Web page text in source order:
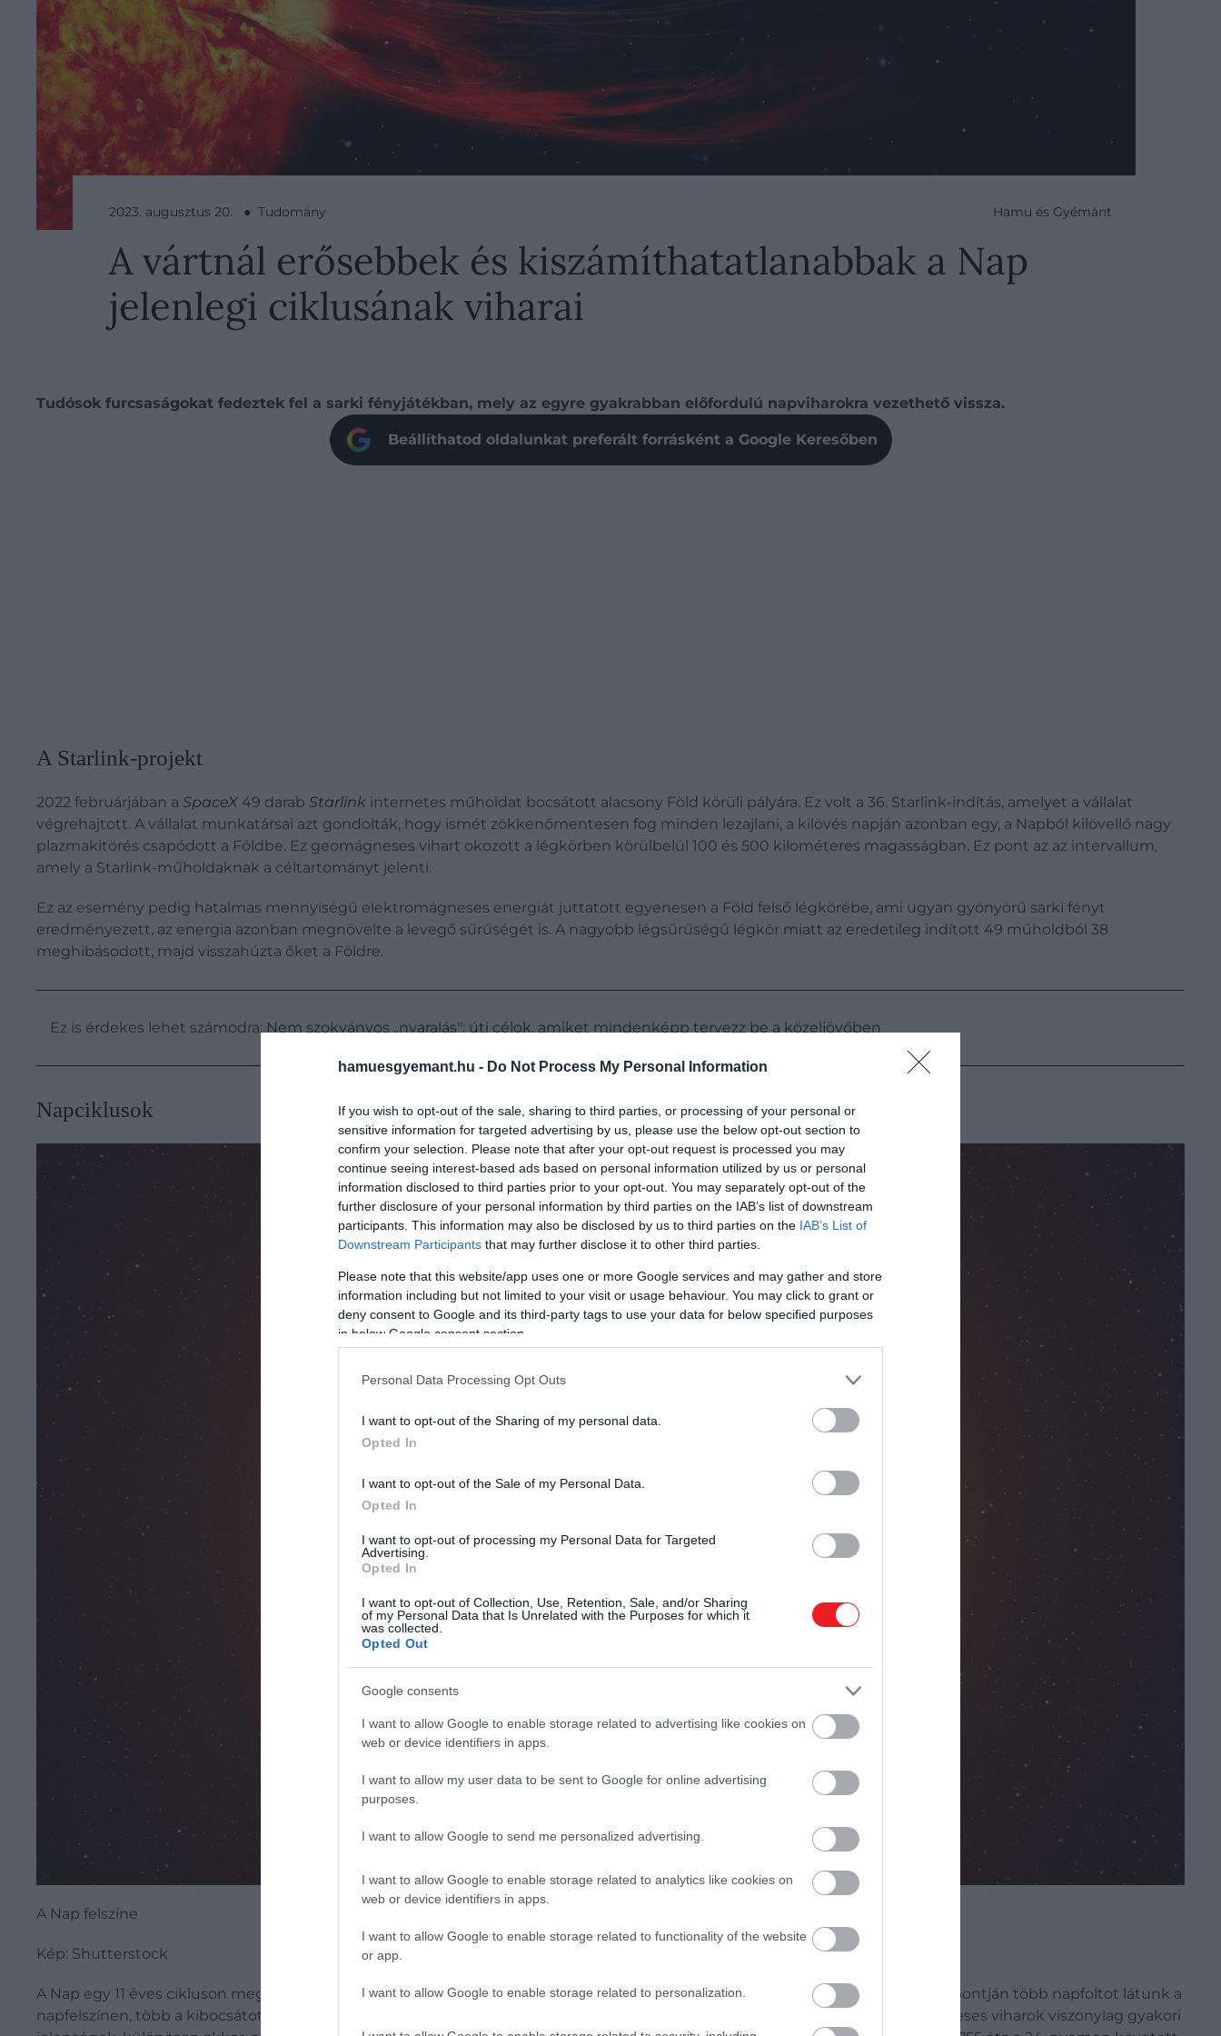
hamuesgyemant.hu - Do Not Process My Personal Information
If you wish to opt-out of the sale, sharing to third parties, or processing of your personal or
sensitive information for targeted advertising by us, please use the below opt-out section to
confirm your selection. Please note that after your opt-out request is processed you may
continue seeing interest-based ads based on personal information utilized by us or personal
information disclosed to third parties prior to your opt-out. You may separately opt-out of the
further disclosure of your personal information by third parties on the IAB’s list of downstream
participants. This information may also be disclosed by us to third parties on the IAB’s List of
Downstream Participants that may further disclose it to other third parties.
Please note that this website/app uses one or more Google services and may gather and store
information including but not limited to your visit or usage behaviour. You may click to grant or
deny consent to Google and its third-party tags to use your data for below specified purposes
in below Google consent section.
Personal Data Processing Opt Outs
I want to opt-out of the Sharing of my personal data.
Opted In
I want to opt-out of the Sale of my Personal Data.
Opted In
I want to opt-out of processing my Personal Data for Targeted
Advertising.
Opted In
I want to opt-out of Collection, Use, Retention, Sale, and/or Sharing
of my Personal Data that Is Unrelated with the Purposes for which it
was collected.
Opted Out
Google consents
I want to allow Google to enable storage related to advertising like cookies on
web or device identifiers in apps.
I want to allow my user data to be sent to Google for online advertising
purposes.
I want to allow Google to send me personalized advertising.
I want to allow Google to enable storage related to analytics like cookies on
web or device identifiers in apps.
I want to allow Google to enable storage related to functionality of the website
or app.
I want to allow Google to enable storage related to personalization.
2023. augusztus 20. ● Tudomány Hamu és Gyémánt
A vártnál erősebbek és kiszámíthatatlanabbak a Nap
jelenlegi ciklusának viharai
Tudósok furcsaságokat fedeztek fel a sarki fényjátékban, mely az egyre gyakrabban előfordulú napviharokra vezethető vissza.
Beállíthatod oldalunkat preferált forrásként a Google Keresőben
A Starlink-projekt
2022 februárjában a SpaceX 49 darab Starlink internetes műholdat bocsátott alacsony Föld körüli pályára. Ez volt a 36. Starlink-indítás, amelyet a vállalat
végrehajtott. A vállalat munkatársai azt gondolták, hogy ismét zökkenőmentesen fog minden lezajlani, a kilövés napján azonban egy, a Napból kilövellő nagy
plazmakitörés csapódott a Földbe. Ez geomágneses vihart okozott a légkörben körülbelül 100 és 500 kilométeres magasságban. Ez pont az az intervallum,
amely a Starlink-műholdaknak a céltartományt jelenti.
Ez az esemény pedig hatalmas mennyiségű elektromágneses energiát juttatott egyenesen a Föld felső légkörébe, ami ugyan gyönyörű sarki fényt
eredményezett, az energia azonban megnövelte a levegő sűrűségét is. A nagyobb légsűrűségű légkör miatt az eredetileg indított 49 műholdból 38
meghibásodott, majd visszahúzta őket a Földre.
Ez is érdekes lehet számodra: Nem szokványos „nyaralás": úti célok, amiket mindenképp tervezz be a közeljövőben
​Napciklusok
A Nap felszíne
Kép: Shutterstock
A Nap egy 11 éves cikluson megy keresztül, amely folyamán az aktivitása ingadozik: egyszer nő, egyszer csökken. A ciklus csúcspontján több napfoltot látunk a
napfelszínen, több a kibocsátott sugárzás és több a napkitörés. A műholdak pusztulását okozó eseményhez hasonló geomágneses viharok viszonylag gyakori